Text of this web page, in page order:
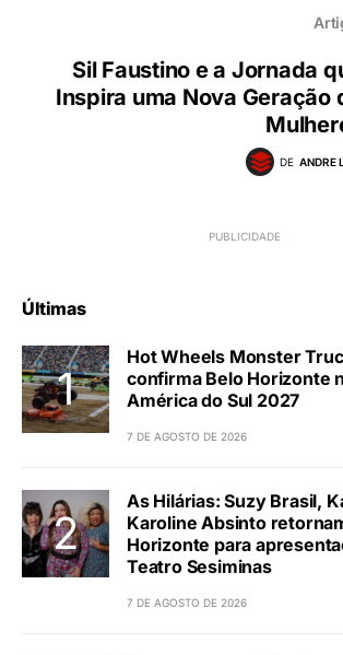
Sil Faustino e a Jornada
Inspira uma Nova Geração
DE ANDRE
Últimas
Hot Wheels Monster
confirma Belo Horizonte
América do Sul 2027
7 DE AGOSTO DE 2026
As Hilárias: Suzy Brasil,
Karoline Absinto
Horizonte para
Teatro Sesiminas
7 DE AGOSTO DE 2026